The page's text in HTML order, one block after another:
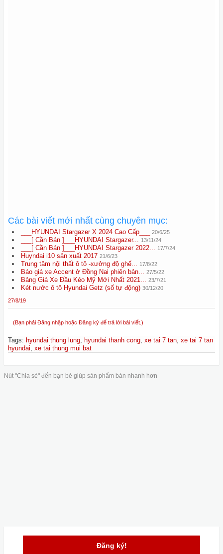
Các bài viết mới nhất cùng chuyên mục:
___HYUNDAI Stargazer X 2024 Cao Cấp___ 20/6/25
___[ Cần Bán ]___HYUNDAI Stargazer... 13/11/24
___[ Cần Bán ]___HYUNDAI Stargazer 2022... 17/7/24
Huyndai i10 sản xuất 2017 21/6/23
Trung tâm nội thất ô tô -xưởng độ ghế... 17/8/22
Báo giá xe Accent ở Đồng Nai phiên bản... 27/5/22
Bảng Giá Xe Đầu Kéo Mỹ Mới Nhất 2021... 23/7/21
Két nước ô tô Hyundai Getz (số tự động) 30/12/20
27/8/19
(Bạn phải Đăng nhập hoặc Đăng ký để trả lời bài viết.)
Tags: hyundai thung lung, hyundai thanh cong, xe tai 7 tan, xe tai 7 tan
hyundai, xe tai thung mui bat
Nút "Chia sẻ" đến bạn bè giúp sản phẩm bán nhanh hơn
Đăng ký!